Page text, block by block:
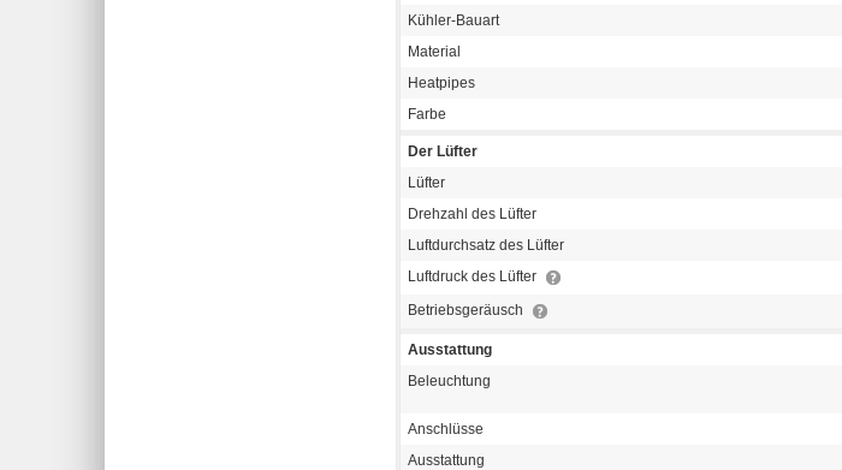
Kühler-Bauart
Material
Heatpipes
Farbe
Der Lüfter
Lüfter
Drehzahl des Lüfter
Luftdurchsatz des Lüfter
Luftdruck des Lüfter
Betriebsgeräusch
Ausstattung
Beleuchtung
Anschlüsse
Ausstattung